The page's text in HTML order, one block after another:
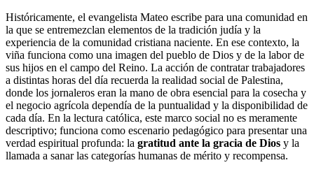
Históricamente, el evangelista Mateo escribe para una comunidad en
la que se entremezclan elementos de la tradición judía y la
experiencia de la comunidad cristiana naciente. En ese contexto, la
viña funciona como una imagen del pueblo de Dios y de la labor de
sus hijos en el campo del Reino. La acción de contratar trabajadores
a distintas horas del día recuerda la realidad social de Palestina,
donde los jornaleros eran la mano de obra esencial para la cosecha y
el negocio agrícola dependía de la puntualidad y la disponibilidad de
cada día. En la lectura católica, este marco social no es meramente
descriptivo; funciona como escenario pedagógico para presentar una
verdad espiritual profunda: la gratitud ante la gracia de Dios y la
llamada a sanar las categorías humanas de mérito y recompensa.